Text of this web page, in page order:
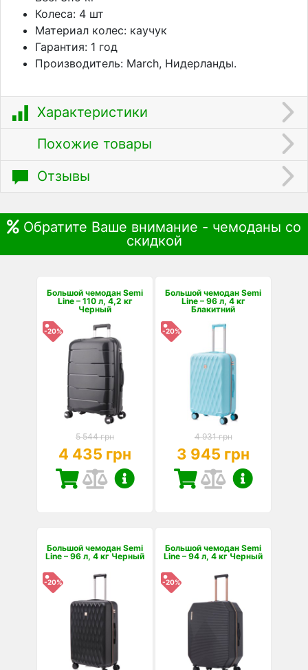
Колеса: 4 шт
Материал колес: каучук
Гарантия: 1 год
Производитель: March, Нидерланды.
Характеристики
Похожие товары
Отзывы
Обратите Ваше внимание - чемоданы со
скидкой
Большой чемодан Semi
Line – 110 л, 4,2 кг
Черный
-20%
5 544 грн
4 435 грн
Большой чемодан Semi
Line – 96 л, 4 кг
Блакитний
-20%
4 931 грн
3 945 грн
Большой чемодан Semi
Line – 96 л, 4 кг Черный
-20%
Большой чемодан Semi
Line – 94 л, 4 кг Черный
-20%